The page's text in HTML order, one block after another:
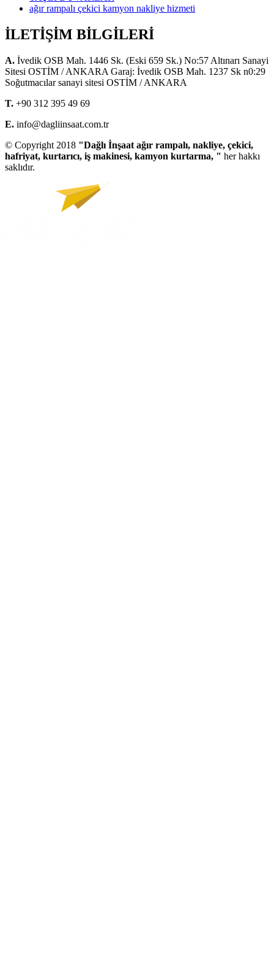
ağır rampalı çekici kamyon nakliye hizmeti
İLETİŞİM BİLGİLERİ
A. İvedik OSB Mah. 1446 Sk. (Eski 659 Sk.) No:57 Altınarı Sanayi
Sitesi OSTİM / ANKARA Garaj: İvedik OSB Mah. 1237 Sk n0:29
Soğutmacılar sanayi sitesi OSTİM / ANKARA
T. +90 312 395 49 69
E. info@dagliinsaat.com.tr
© Copyright 2018 "Dağlı İnşaat ağır rampalı, nakliye, çekici,
hafriyat, kurtarıcı, iş makinesi, kamyon kurtarma, " her hakkı
saklıdır.